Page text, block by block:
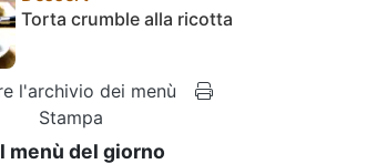
Torta crumble alla ricotta
l'archivio dei menù
Stampa
menù del giorno